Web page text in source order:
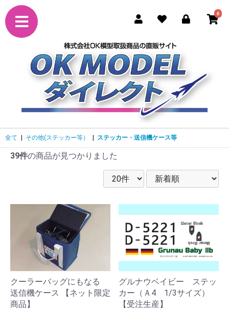
0
全て その他(ステッカー等） ステッカー・送信機ケース等
39件の商品が見つかりました
クーラーバッグにもなる
送信機ケース 【ネット限定
商品】
グルナウベイビー ステッ
カー（Ａ4 1/3サイズ）
【受注生産】